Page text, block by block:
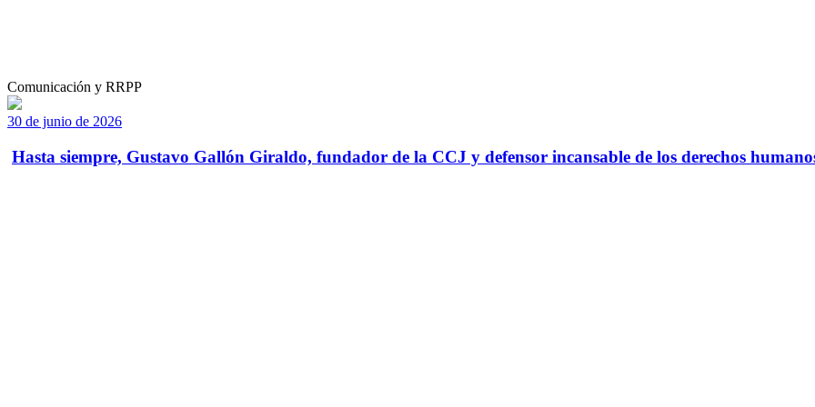
Comunicación y RRPP
30 de junio de 2026
Hasta siempre, Gustavo Gallón Giraldo, fundador de la CCJ y defensor incansable de los derechos